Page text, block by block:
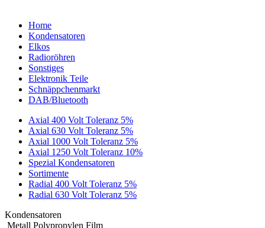
Home
Kondensatoren
Elkos
Radioröhren
Sonstiges
Elektronik Teile
Schnäppchenmarkt
DAB/Bluetooth
Axial 400 Volt Toleranz 5%
Axial 630 Volt Toleranz 5%
Axial 1000 Volt Toleranz 5%
Axial 1250 Volt Toleranz 10%
Spezial Kondensatoren
Sortimente
Radial 400 Volt Toleranz 5%
Radial 630 Volt Toleranz 5%
Kondensatoren
Metall Polypropylen Film